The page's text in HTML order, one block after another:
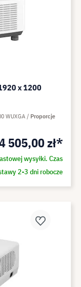
x 1200
505,00 zł*
wysyłki. Czas
2-3 dni robocze
WUXGA
Proporcje